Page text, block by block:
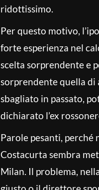
ridottissimo.
Per questo motivo,
forte esperienza nel
scelta sorprendente e
sorprendente quella di
sbagliato in passato,
dichiarato l’ex
Parole pesanti, perché
Costacurta sembra
Milan. Il problema,